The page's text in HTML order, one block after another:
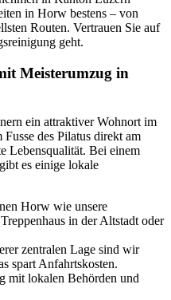
in Horw bestens – von
Routen. Vertrauen Sie auf
geht.
Meisterumzug in
ein attraktiver Wohnort im
des Pilatus direkt am
Lebensqualität. Bei einem
es einige lokale
Horw wie unsere
in der Altstadt oder
zentralen Lage sind wir
spart Anfahrtskosten.
mit lokalen Behörden und